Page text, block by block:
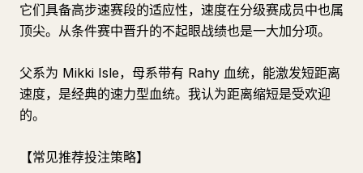
它们具备高步速赛段的适应性，速度在分级赛成员中也属
顶尖。从条件赛中晋升的不起眼战绩也是一大加分项。
父系为 Mikki Isle，母系带有 Rahy 血统，能激发短距离
速度，是经典的速力型血统。我认为距离缩短是受欢迎
的。
【常见推荐投注策略】